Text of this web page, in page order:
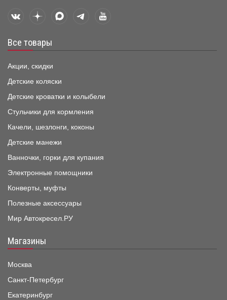
Все товары
Акции, скидки
Детские коляски
Детские кроватки и колыбели
Стульчики для кормления
Качели, шезлонги, коконы
Детские манежи
Ванночки, горки для купания
Электронные помощники
Конверты, муфты
Полезные аксессуары
Мир Автокресел.РУ
Магазины
Москва
Санкт-Петербург
Екатеринбург